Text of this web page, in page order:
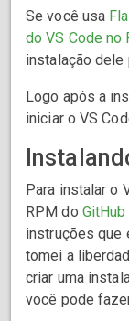
Se você usa
do VS Code no
instalação
Logo após a
iniciar o VS
Para instalar o
RPM do GitHub
instruções que
tomei a
criar uma
você pode